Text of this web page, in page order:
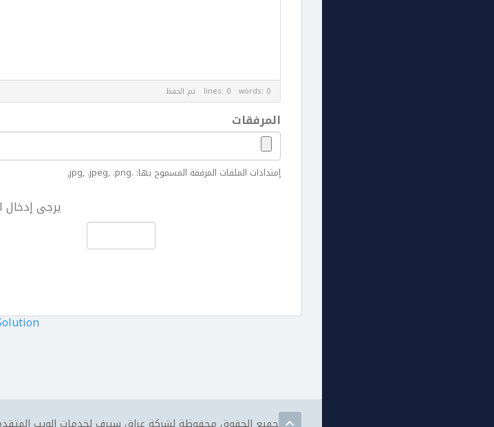
lines: 0 words: 0 تم الحفظ
المرفقات
إمتدادات الملفات المرفقة المسموح بها: .jpg, .jpeg, .png,
يرجى إدخال